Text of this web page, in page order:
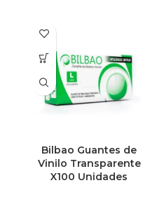
Bilbao Guantes de
Vinilo Transparente
X100 Unidades